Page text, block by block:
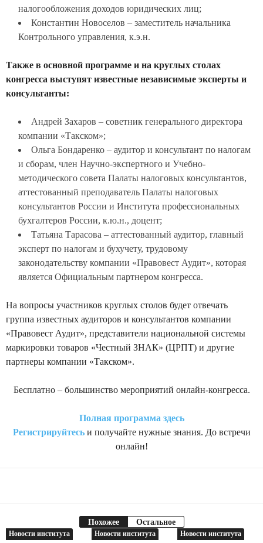
налогообложения доходов юридических лиц;
Константин Новоселов – заместитель начальника
Контрольного управления, к.э.н.
Также в основной программе и на круглых столах
конгресса выступят известные независимые эксперты и
консультанты:
Андрей Захаров – советник генерального директора
компании «Такском»;
Ольга Бондаренко – аудитор и консультант по налогам
и сборам, член Научно-экспертного и Учебно-
методического совета Палаты налоговых консультантов,
аттестованный преподаватель Палаты налоговых
консультантов России и Института профессиональных
бухгалтеров России, к.ю.н., доцент;
Татьяна Тарасова – аттестованный аудитор, главный
эксперт по налогам и бухучету, трудовому
законодательству компании «Правовест Аудит», которая
является Официальным партнером конгресса.
На вопросы участников круглых столов будет отвечать
группа известных аудиторов и консультантов компании
«Правовест Аудит», представители национальной системы
маркировки товаров «Честный ЗНАК» (ЦРПТ) и другие
партнеры компании «Такском».
Бесплатно – большинство мероприятий онлайн-конгресса.
Полная программа здесь
Регистрируйтесьи получайте нужные знания. До встречи
онлайн!
Похожее Остальное
Новости института Новости института Новости института